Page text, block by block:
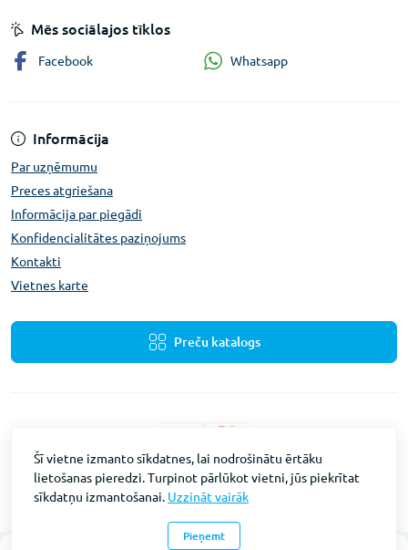
Informācija
Par uzņēmumu
Preces atgriešana
Informācija par piegādi
Konfidencialitātes paziņojums
Kontakti
Vietnes karte
Preču katalogs
Mēs sociālajos tīklos
Facebook Whatsapp
Fevex © 2026
Vietnes izstrādeIntent Solutions
Šī vietne izmanto sīkdatnes, lai nodrošinātu ērtāku
lietošanas pieredzi. Turpinot pārlūkot vietni, jūs piekrītat
sīkdatņu izmantošanai. Uzzināt vairāk
Pieņemt